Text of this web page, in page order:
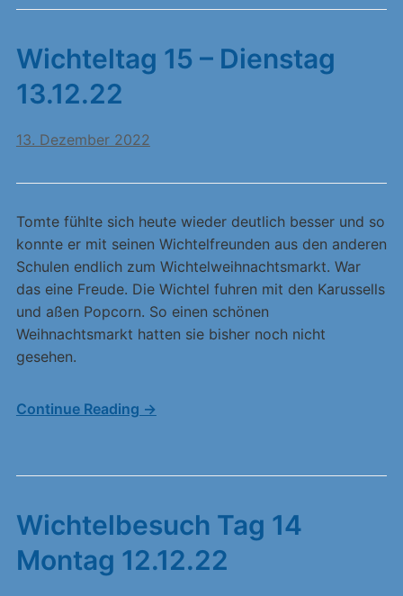
Wichteltag 15 – Dienstag
13.12.22
13. Dezember 2022
Tomte fühlte sich heute wieder deutlich besser und so
konnte er mit seinen Wichtelfreunden aus den anderen
Schulen endlich zum Wichtelweihnachtsmarkt. War
das eine Freude. Die Wichtel fuhren mit den Karussells
und aßen Popcorn. So einen schönen
Weihnachtsmarkt hatten sie bisher noch nicht
gesehen.
Continue Reading →
Wichtelbesuch Tag 14
Montag 12.12.22